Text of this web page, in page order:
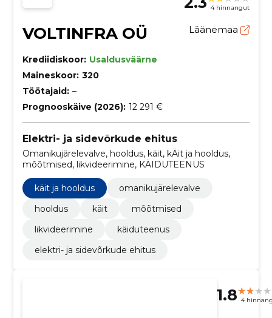
4 hinnangut
VOLTINFRA OÜ Läänemaa
Krediidiskoor: Usaldusväärne
Maineskoor: 320
Töötajaid: –
Prognooskäive (2026): 12 291 €
Elektri- ja sidevõrkude ehitus
Omanikujärelevalve, hooldus, käit, kÄit ja hooldus,
mõõtmised, likvideerimine, KÄIDUTEENUS
käit ja hooldus
omanikujärelevalve
hooldus
käit
mõõtmised
likvideerimine
käiduteenus
elektri- ja sidevõrkude ehitus
1.8 4